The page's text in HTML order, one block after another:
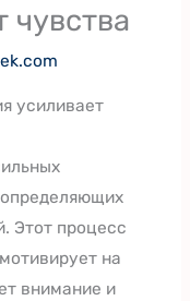
чувства
усиливает
определяющих
Этот процесс
на
внимание и